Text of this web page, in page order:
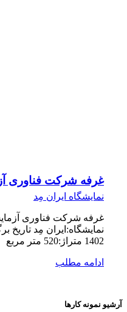
غرفه شرکت فناوری
نمایشگاه ایران مِد
1402 متراژ:520 متر مربع
ادامه مطلب
آرشیو نمونه کارها